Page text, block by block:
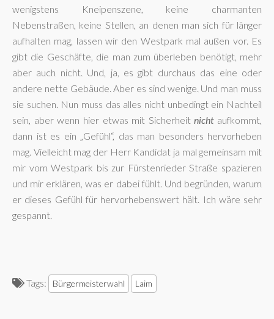
wenigstens Kneipenszene, keine charmanten
Nebenstraßen, keine Stellen, an denen man sich für länger
aufhalten mag, lassen wir den Westpark mal außen vor. Es
gibt die Geschäfte, die man zum überleben benötigt, mehr
aber auch nicht. Und, ja, es gibt durchaus das eine oder
andere nette Gebäude. Aber es sind wenige. Und man muss
sie suchen. Nun muss das alles nicht unbedingt ein Nachteil
sein, aber wenn hier etwas mit Sicherheitnichtaufkommt,
dann ist es ein „Gefühl“, das man besonders hervorheben
mag. Vielleicht mag der Herr Kandidat ja mal gemeinsam mit
mir vom Westpark bis zur Fürstenrieder Straße spazieren
und mir erklären, was er dabei fühlt. Und begründen, warum
er dieses Gefühl für hervorhebenswert hält. Ich wäre sehr
gespannt.
Tags: Bürgermeisterwahl Laim